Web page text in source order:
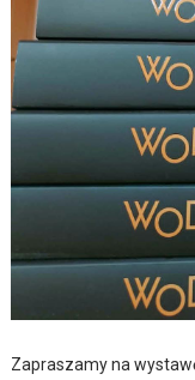
Zapraszamy na